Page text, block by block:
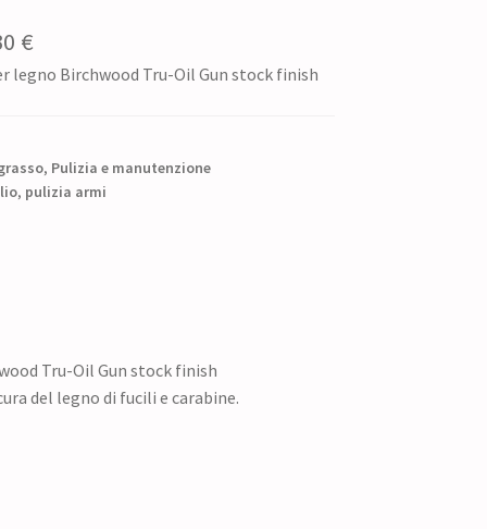
€.
€Il
prezzo
è:
15,30 €.
legno Birchwood Tru-Oil Gun stock finish
, Pulizia e manutenzione
, pulizia armi
Tru-Oil Gun stock finish
del legno di fucili e carabine.